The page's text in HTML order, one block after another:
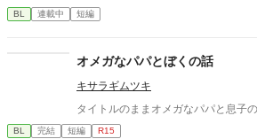
り"としての覚醒を、誰よりも近くで
始める。 「僕、陣さんおらんと困る。それって、好きってことち
ゃう？」 最強の天然跡取り × 一途な忠誠心を貫く武闘派護衛。
は、跡取りが"覚醒"し、そして"恋を知
なかった 至高の筋肉を持つ、精神を削られ意志をなくした青年を
太古の神に捧げるため、“水”、“風”、“
校で繰り広げられるダークファンタジ
BL 連載中 短編
オメガなパパとぼくの話
キサラギムツキ
タイトルのままオメガなパパと息子の
BL 完結 短編 R15